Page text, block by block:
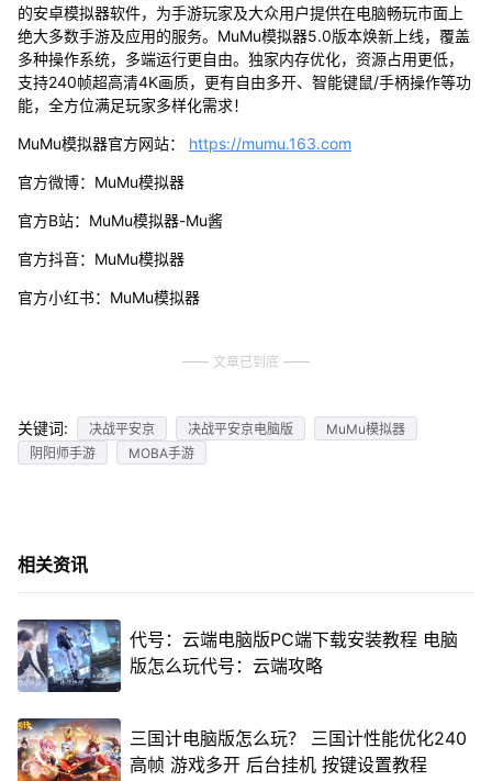
的安卓模拟器软件，为手游玩家及大众用户提供在电脑畅玩市面上
绝大多数手游及应用的服务。MuMu模拟器5.0版本焕新上线，覆盖
多种操作系统，多端运行更自由。独家内存优化，资源占用更低，
支持240帧超高清4K画质，更有自由多开、智能键鼠/手柄操作等功
能，全方位满足玩家多样化需求！
MuMu模拟器官方网站： https://mumu.163.com
官方微博：MuMu模拟器
官方B站：MuMu模拟器-Mu酱
官方抖音：MuMu模拟器
官方小红书：MuMu模拟器
文章已到底
关键词: 决战平安京 决战平安京电脑版
MuMu模拟器
阴阳师手游
MOBA手游
相关资讯
代号：云端电脑版PC端下载安装教程 电脑
版怎么玩代号：云端攻略
三国计电脑版怎么玩？ 三国计性能优化240
高帧 游戏多开 后台挂机 按键设置教程